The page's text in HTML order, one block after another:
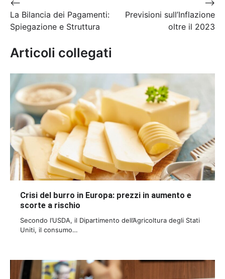
Navigazione
articoli
⟵
La Bilancia dei Pagamenti:
Spiegazione e Struttura
Previsioni sull’Inflazione
oltre il 2023
⟶
Articoli collegati
Crisi del burro in Europa: prezzi in aumento e
scorte a rischio
Secondo l’USDA, il Dipartimento dell’Agricoltura degli Stati
Uniti, il consumo…